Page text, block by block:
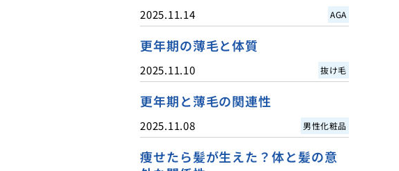
2025.11.14 AGA
更年期の薄毛と体質
2025.11.10 抜け毛
更年期と薄毛の関連性
2025.11.08 男性化粧品
痩せたら髪が生えた？体と髪の意